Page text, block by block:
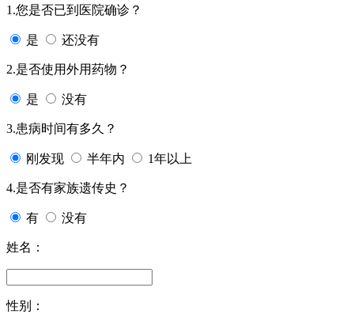
1.您是否已到医院确诊？
是 还没有
2.是否使用外用药物？
是 没有
3.患病时间有多久？
刚发现 半年内 1年以上
4.是否有家族遗传史？
有 没有
姓名：
性别：